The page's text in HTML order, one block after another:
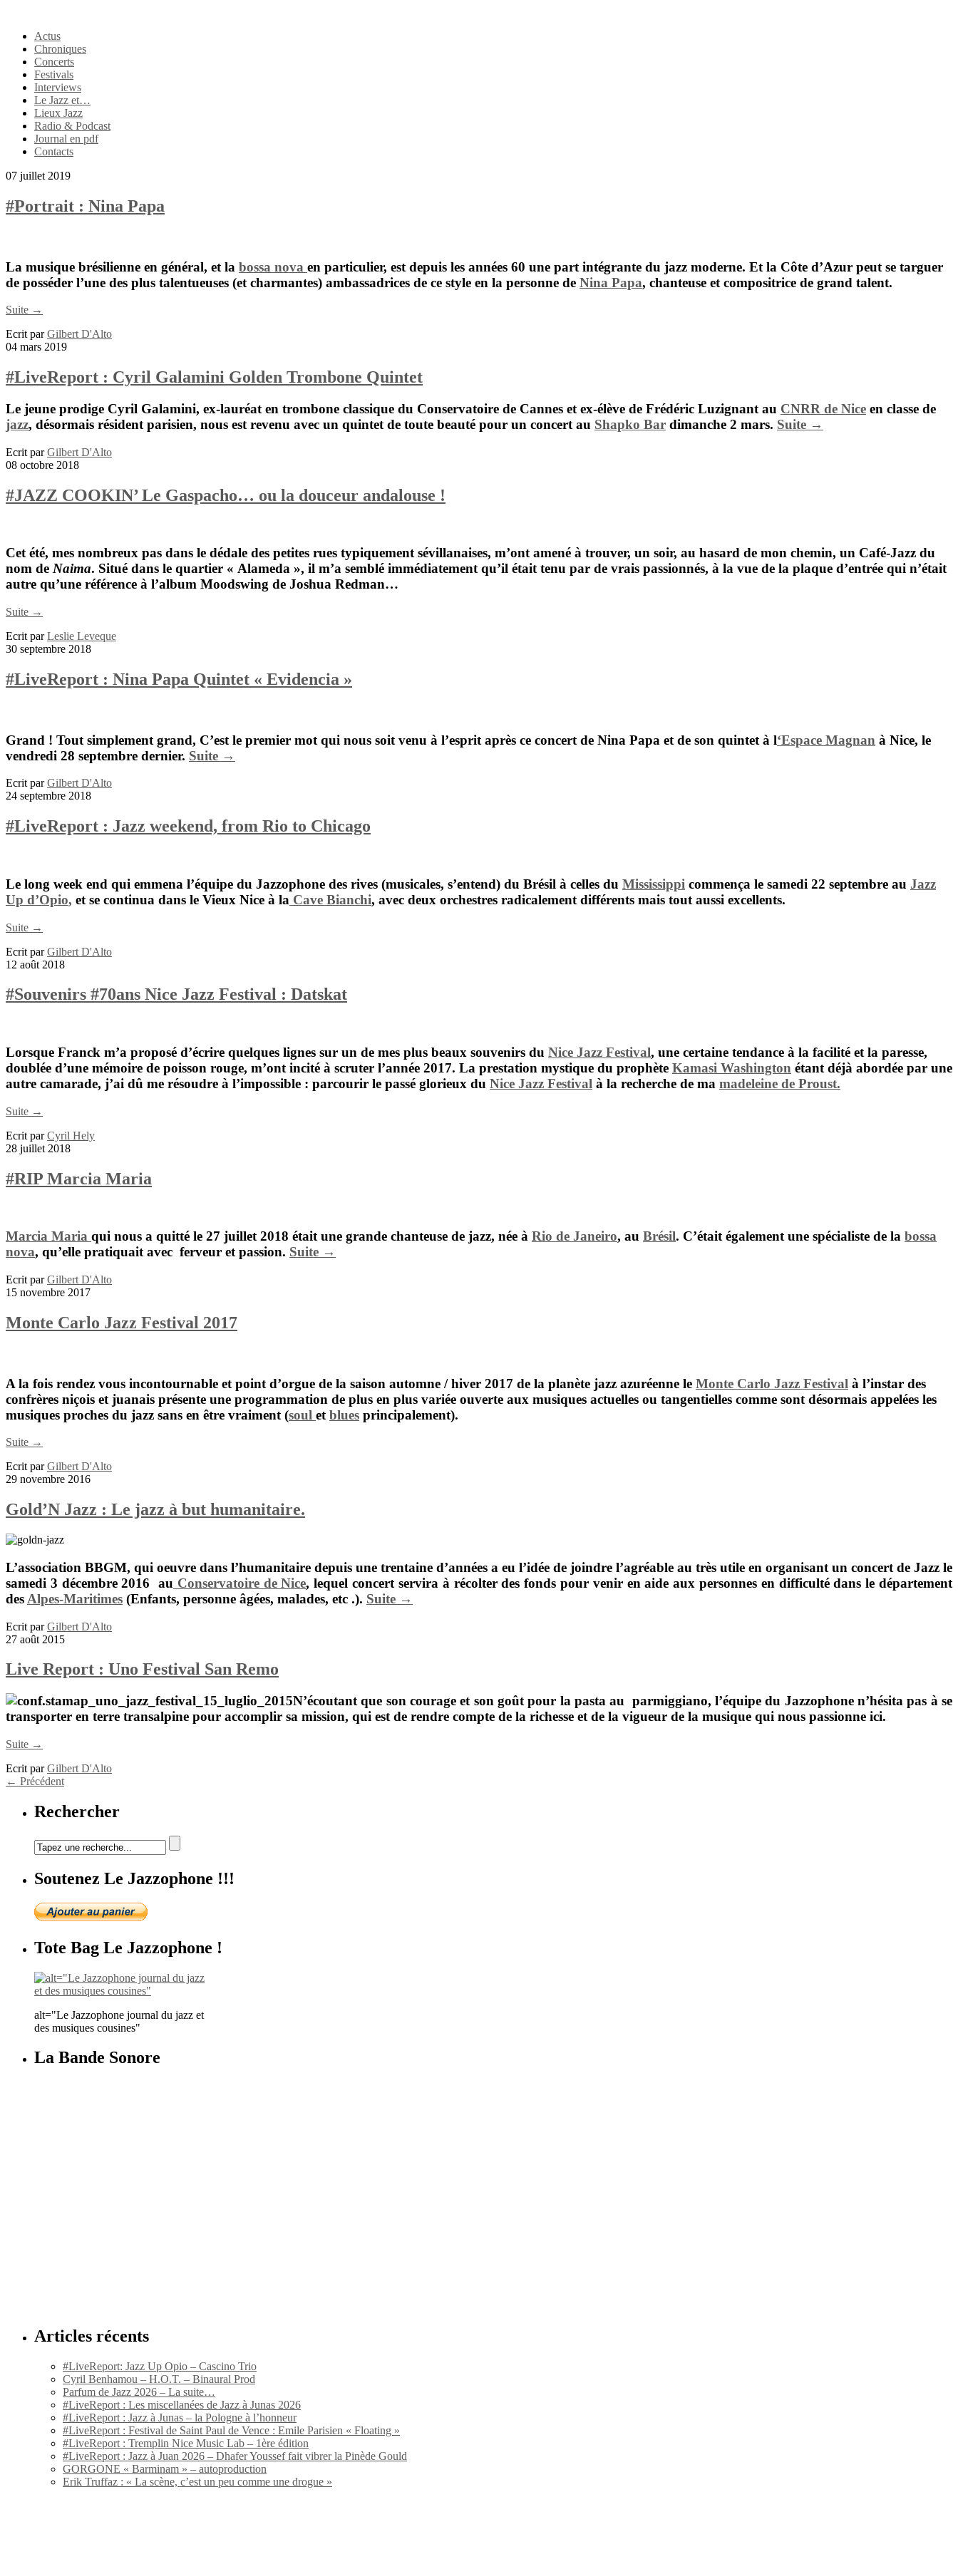
Actus
Chroniques
Concerts
Festivals
Interviews
Le Jazz et…
Lieux Jazz
Radio & Podcast
Journal en pdf
Contacts
07 juillet 2019
#Portrait : Nina Papa
La musique brésilienne en général, et la bossa nova en particulier, est depuis les années 60 une part intégrante du jazz moderne. Et la Côte d’Azur peut se targuer
de posséder l’une des plus talentueuses (et charmantes) ambassadrices de ce style en la personne de Nina Papa, chanteuse et compositrice de grand talent.
Suite →
Ecrit parGilbert D'Alto
04 mars 2019
#LiveReport : Cyril Galamini Golden Trombone Quintet
Le jeune prodige Cyril Galamini, ex-lauréat en trombone classique du Conservatoire de Cannes et ex-élève de Frédéric Luzignant au CNRR de Nice en classe de
jazz, désormais résident parisien, nous est revenu avec un quintet de toute beauté pour un concert au Shapko Bar dimanche 2 mars. Suite →
Ecrit parGilbert D'Alto
08 octobre 2018
#JAZZ COOKIN’ Le Gaspacho… ou la douceur andalouse !
Cet été, mes nombreux pas dans le dédale des petites rues typiquement sévillanaises, m’ont amené à trouver, un soir, au hasard de mon chemin, un Café-Jazz du
nom de Naima. Situé dans le quartier « Alameda », il m’a semblé immédiatement qu’il était tenu par de vrais passionnés, à la vue de la plaque d’entrée qui n’était
autre qu’une référence à l’album Moodswing de Joshua Redman…
Suite →
Ecrit parLeslie Leveque
30 septembre 2018
#LiveReport : Nina Papa Quintet « Evidencia »
Grand ! Tout simplement grand, C’est le premier mot qui nous soit venu à l’esprit après ce concert de Nina Papa et de son quintet à l‘Espace Magnan à Nice, le
vendredi 28 septembre dernier. Suite →
Ecrit parGilbert D'Alto
24 septembre 2018
#LiveReport : Jazz weekend, from Rio to Chicago
Le long week end qui emmena l’équipe du Jazzophone des rives (musicales, s’entend) du Brésil à celles du Mississippi commença le samedi 22 septembre au Jazz
Up d’Opio, et se continua dans le Vieux Nice à la Cave Bianchi, avec deux orchestres radicalement différents mais tout aussi excellents.
Suite →
Ecrit parGilbert D'Alto
12 août 2018
#Souvenirs #70ans Nice Jazz Festival : Datskat
Lorsque Franck m’a proposé d’écrire quelques lignes sur un de mes plus beaux souvenirs du Nice Jazz Festival, une certaine tendance à la facilité et la paresse,
doublée d’une mémoire de poisson rouge, m’ont incité à scruter l’année 2017. La prestation mystique du prophète Kamasi Washington étant déjà abordée par une
autre camarade, j’ai dû me résoudre à l’impossible : parcourir le passé glorieux du Nice Jazz Festival à la recherche de ma madeleine de Proust.
Suite →
Ecrit parCyril Hely
28 juillet 2018
#RIP Marcia Maria
Marcia Maria qui nous a quitté le 27 juillet 2018 était une grande chanteuse de jazz, née à Rio de Janeiro, au Brésil. C’était également une spécialiste de la bossa
nova, qu’elle pratiquait avec ferveur et passion. Suite →
Ecrit parGilbert D'Alto
15 novembre 2017
Monte Carlo Jazz Festival 2017
A la fois rendez vous incontournable et point d’orgue de la saison automne / hiver 2017 de la planète jazz azuréenne le Monte Carlo Jazz Festival à l’instar des
confrères niçois et juanais présente une programmation de plus en plus variée ouverte aux musiques actuelles ou tangentielles comme sont désormais appelées les
musiques proches du jazz sans en être vraiment (soul et blues principalement).
Suite →
Ecrit parGilbert D'Alto
29 novembre 2016
Gold’N Jazz : Le jazz à but humanitaire.
L’association BBGM, qui oeuvre dans l’humanitaire depuis une trentaine d’années a eu l’idée de joindre l’agréable au très utile en organisant un concert de Jazz le
samedi 3 décembre 2016 au Conservatoire de Nice, lequel concert servira à récolter des fonds pour venir en aide aux personnes en difficulté dans le département
des Alpes-Maritimes (Enfants, personne âgées, malades, etc .). Suite →
Ecrit parGilbert D'Alto
27 août 2015
Live Report : Uno Festival San Remo
N’écoutant que son courage et son goût pour la pasta au parmiggiano, l’équipe du Jazzophonen’hésita pas à se
transporter en terre transalpine pour accomplir sa mission, qui est de rendre compte de la richesse et de la vigueur de la musique qui nous passionne ici.
Suite →
Ecrit parGilbert D'Alto
← Précédent
Rechercher
Soutenez Le Jazzophone !!!
Tote Bag Le Jazzophone !
alt="Le Jazzophone journal du jazz et
des musiques cousines"
La Bande Sonore
Articles récents
#LiveReport: Jazz Up Opio – Cascino Trio
Cyril Benhamou – H.O.T. – Binaural Prod
Parfum de Jazz 2026 – La suite…
#LiveReport : Les miscellanées de Jazz à Junas 2026
#LiveReport : Jazz à Junas – la Pologne à l’honneur
#LiveReport : Festival de Saint Paul de Vence : Emile Parisien « Floating »
#LiveReport : Tremplin Nice Music Lab – 1ère édition
#LiveReport : Jazz à Juan 2026 – Dhafer Youssef fait vibrer la Pinède Gould
GORGONE « Barminam » – autoproduction
Erik Truffaz : « La scène, c’est un peu comme une drogue »